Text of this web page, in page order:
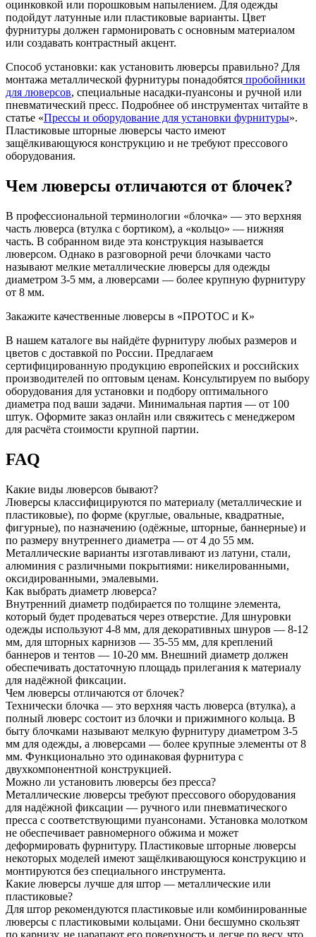
оцинковкой или порошковым напылением. Для одежды
подойдут латунные или пластиковые варианты. Цвет
фурнитуры должен гармонировать с основным материалом
или создавать контрастный акцент.
Способ установки: как установить люверсы правильно? Для
монтажа металлической фурнитуры понадобятся пробойники
для люверсов, специальные насадки-пуансоны и ручной или
пневматический пресс. Подробнее об инструментах читайте в
статье «Прессы и оборудование для установки фурнитуры».
Пластиковые шторные люверсы часто имеют
защёлкивающуюся конструкцию и не требуют прессового
оборудования.
Чем люверсы отличаются от блочек?
В профессиональной терминологии «блочка» — это верхняя
часть люверса (втулка с бортиком), а «кольцо» — нижняя
часть. В собранном виде эта конструкция называется
люверсом. Однако в разговорной речи блочками часто
называют мелкие металлические люверсы для одежды
диаметром 3-5 мм, а люверсами — более крупную фурнитуру
от 8 мм.
Закажите качественные люверсы в «ПРОТОС и К»
В нашем каталоге вы найдёте фурнитуру любых размеров и
цветов с доставкой по России. Предлагаем
сертифицированную продукцию европейских и российских
производителей по оптовым ценам. Консультируем по выбору
оборудования для установки и подбору оптимального
диаметра под ваши задачи. Минимальная партия — от 100
штук. Оформите заказ онлайн или свяжитесь с менеджером
для расчёта стоимости крупной партии.
FAQ
Какие виды люверсов бывают?
Люверсы классифицируются по материалу (металлические и
пластиковые), по форме (круглые, овальные, квадратные,
фигурные), по назначению (одёжные, шторные, баннерные) и
по размеру внутреннего диаметра — от 4 до 55 мм.
Металлические варианты изготавливают из латуни, стали,
алюминия с различными покрытиями: никелированными,
оксидированными, эмалевыми.
Как выбрать диаметр люверса?
Внутренний диаметр подбирается по толщине элемента,
который будет продеваться через отверстие. Для шнуровки
одежды используют 4-8 мм, для декоративных шнуров — 8-12
мм, для шторных карнизов — 35-55 мм, для креплений
баннеров и тентов — 10-20 мм. Внешний диаметр должен
обеспечивать достаточную площадь прилегания к материалу
для надёжной фиксации.
Чем люверсы отличаются от блочек?
Технически блочка — это верхняя часть люверса (втулка), а
полный люверс состоит из блочки и прижимного кольца. В
быту блочками называют мелкую фурнитуру диаметром 3-5
мм для одежды, а люверсами — более крупные элементы от 8
мм. Функционально это одинаковая фурнитура с
двухкомпонентной конструкцией.
Можно ли установить люверсы без пресса?
Металлические люверсы требуют прессового оборудования
для надёжной фиксации — ручного или пневматического
пресса с соответствующими пуансонами. Установка молотком
не обеспечивает равномерного обжима и может
деформировать фурнитуру. Пластиковые шторные люверсы
некоторых моделей имеют защёлкивающуюся конструкцию и
монтируются без специального инструмента.
Какие люверсы лучше для штор — металлические или
пластиковые?
Для штор рекомендуются пластиковые или комбинированные
люверсы с пластиковыми кольцами. Они бесшумно скользят
по карнизу, не царапают его поверхность и легче по весу, что